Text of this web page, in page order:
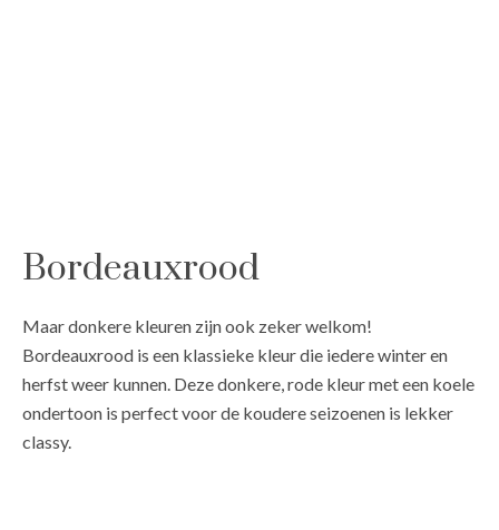
Bordeauxrood
Maar donkere kleuren zijn ook zeker welkom!
Bordeauxrood is een klassieke kleur die iedere winter en
herfst weer kunnen. Deze donkere, rode kleur met een koele
ondertoon is perfect voor de koudere seizoenen is lekker
classy.